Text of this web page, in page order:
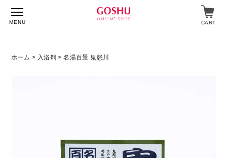
MENU CART
ホーム > 入浴剤 > 名湯百景 鬼怒川